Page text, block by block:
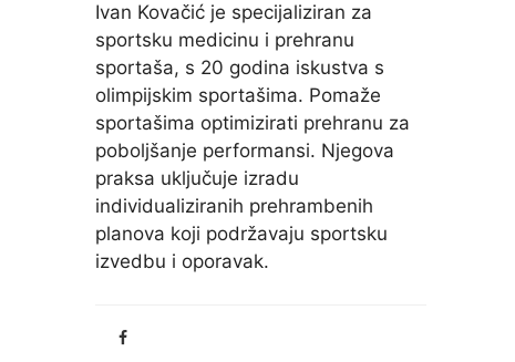
Ivan Kovačić je specijaliziran za
sportsku medicinu i prehranu
sportaša, s 20 godina iskustva s
olimpijskim sportašima. Pomaže
sportašima optimizirati prehranu za
poboljšanje performansi. Njegova
praksa uključuje izradu
individualiziranih prehrambenih
planova koji podržavaju sportsku
izvedbu i oporavak.